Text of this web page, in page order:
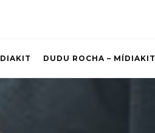
DUDU ROCHA – MÍDIAKIT